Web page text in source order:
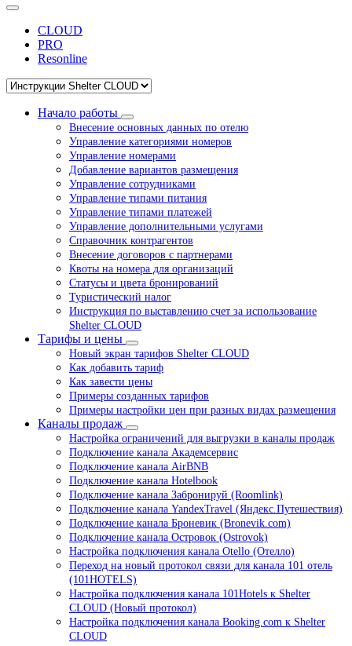
CLOUD
PRO
Resonline
Начало работы
Внесение основных данных по отелю
Управление категориями номеров
Управление номерами
Добавление вариантов размещения
Управление сотрудниками
Управление типами питания
Управление типами платежей
Управление дополнительными услугами
Справочник контрагентов
Внесение договоров с партнерами
Квоты на номера для организаций
Статусы и цвета бронирований
Туристический налог
Инструкция по выставлению счет за использование
Shelter CLOUD
Тарифы и цены
Новый экран тарифов Shelter CLOUD
Как добавить тариф
Как завести цены
Примеры созданных тарифов
Примеры настройки цен при разных видах размещения
Каналы продаж
Настройка ограничений для выгрузки в каналы продаж
Подключение канала Академсервис
Подключение канала AirBNB
Подключение канала Hotelbook
Подключение канала Забронируй (Roomlink)
Подключение канала YandexTravel (Яндекс.Путешествия)
Подключение канала Броневик (Bronevik.com)
Подключение канала Островок (Ostrovok)
Настройка подключения канала Otello (Отелло)
Переход на новый протокол связи для канала 101 отель
(101HOTELS)
Настройка подключения канала 101Hotels к Shelter
CLOUD (Новый протокол)
Настройка подключения канала Booking.com к Shelter
CLOUD